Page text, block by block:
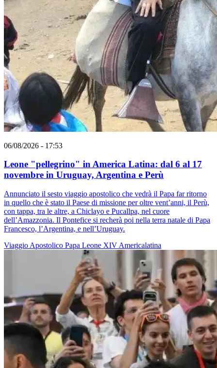
06/08/2026 - 17:53
Leone "pellegrino" in America Latina: dal 6 al 17
novembre in Uruguay, Argentina e Perù
Annunciato il sesto viaggio apostolico che vedrà il Papa far ritorno
in quello che è stato il Paese di missione per oltre vent’anni, il Perù,
con tappa, tra le altre, a Chiclayo e Pucallpa, nel cuore
dell’Amazzonia. Il Pontefice si recherà poi nella terra natale di Papa
Francesco, l’Argentina, e nell’Uruguay.
Viaggio Apostolico Papa Leone XIV Americalatina